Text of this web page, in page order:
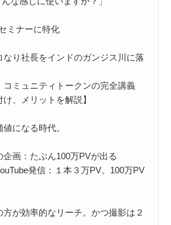
ミナーに特化
なり社長をインドのガンジス川に落
コミュニティトークンの完全講義
け、メリットを解説】
になる時代。
企画：たぶん100万PVが出る
発信：１本３万PV。100万PV
が効率的なリーチ。かつ撮影は２